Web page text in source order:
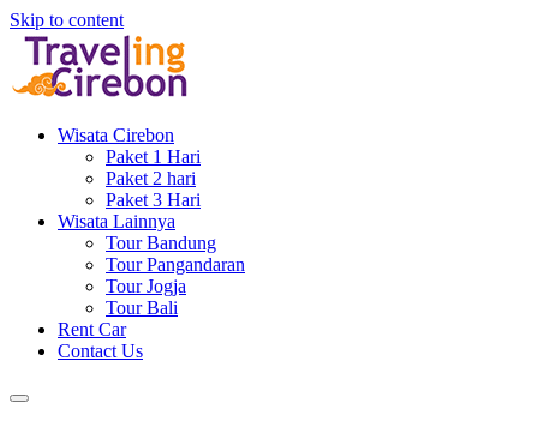
Skip to content
Wisata Cirebon
Paket 1 Hari
Paket 2 hari
Paket 3 Hari
Wisata Lainnya
Tour Bandung
Tour Pangandaran
Tour Jogja
Tour Bali
Rent Car
Contact Us